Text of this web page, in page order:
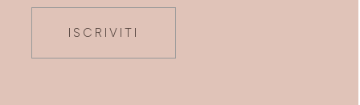
ISCRIVITI